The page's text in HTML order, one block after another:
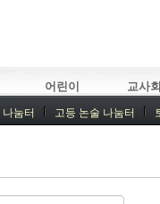
어린이 교사
눔터 고등 논술 나눔터